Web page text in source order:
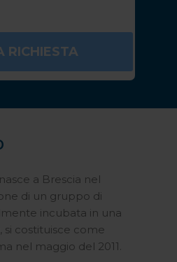
a Brescia nel
di un gruppo di
incubata in una
si costituisce come
nel maggio del 2011.